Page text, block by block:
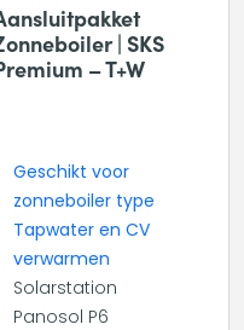
| SKS
– T+W
Geschikt voor
zonneboiler type
Tapwater en CV
verwarmen
Solarstation
Panosol P6